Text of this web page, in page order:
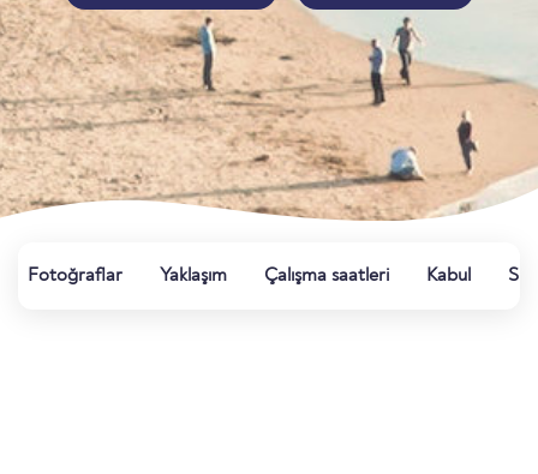
Fotoğraflar Yaklaşım Çalışma saatleri Kabul Su